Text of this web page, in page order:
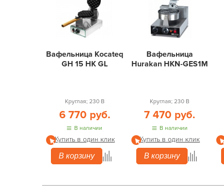
Вафельница Kocateq
GH 15 HK GL
Круглая; 230 В
6 770 руб.
В наличии
Купить в один клик
В корзину
Вафельница
Hurakan HKN-GES1M
Круглая; 230 В
7 470 руб.
В наличии
Купить в один клик
В корзину